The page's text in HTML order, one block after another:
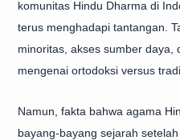
komunitas Hindu Dharma di
terus menghadapi tantangan.
minoritas, akses sumber daya,
mengenai ortodoksi versus
Namun, fakta bahwa agama
bayang-bayang sejarah